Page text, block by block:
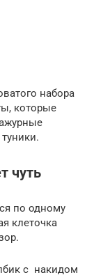
набора
которые
чуть
по одному
клеточка
с накидом